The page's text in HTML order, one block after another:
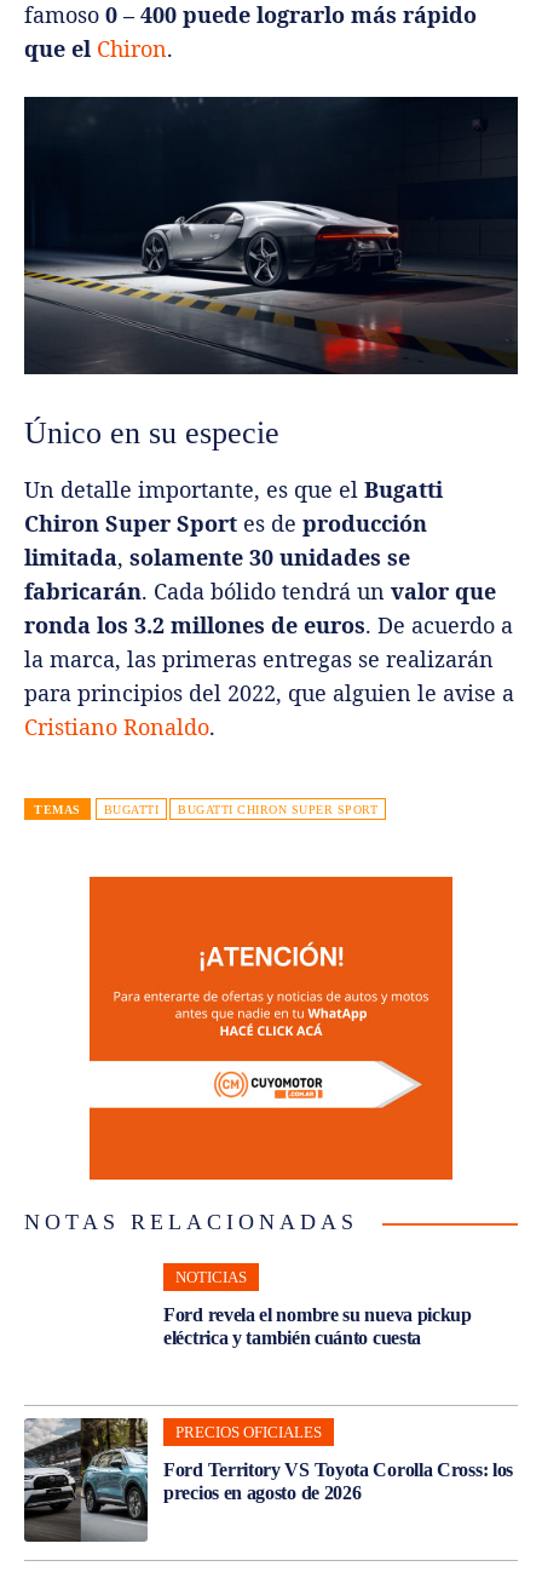
famoso 0 – 400 puede lograrlo más rápido
que el Chiron.
Único en su especie
Un detalle importante, es que el Bugatti
Chiron Super Sport es de producción
limitada, solamente 30 unidades se
fabricarán. Cada bólido tendrá un valor que
ronda los 3.2 millones de euros. De acuerdo a
la marca, las primeras entregas se realizarán
para principios del 2022, que alguien le avise a
Cristiano Ronaldo.
TEMAS BUGATTI BUGATTI CHIRON SUPER SPORT
NOTAS RELACIONADAS
NOTICIAS
Ford revela el nombre su nueva pickup
eléctrica y también cuánto cuesta
PRECIOS OFICIALES
Ford Territory VS Toyota Corolla Cross: los
precios en agosto de 2026